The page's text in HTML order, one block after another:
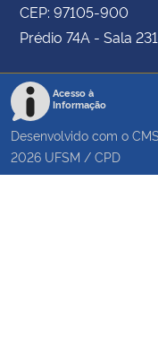
CEP: 97105-900
Prédio 74A - Sala
Acesso à
Informação
Desenvolvido com o
2026 UFSM / CPD